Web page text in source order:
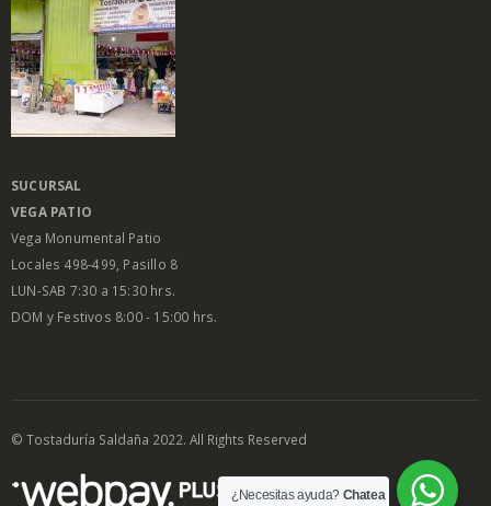
SUCURSAL
VEGA PATIO
Vega Monumental Patio
Locales 498-499, Pasillo 8
LUN-SAB 7:30 a 15:30 hrs.
DOM y Festivos 8:00 - 15:00 hrs.
© Tostaduría Saldaña 2022. All Rights Reserved
¿Necesitas ayuda? Chatea